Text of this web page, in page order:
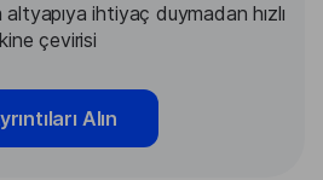
ihtiyaç duymadan hızlı
çevirisi
Alın